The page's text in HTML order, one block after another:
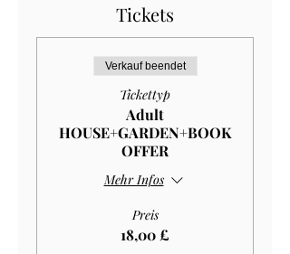
Tickets
Verkauf beendet
Tickettyp
Adult
HOUSE+GARDEN+BOOK
OFFER
Mehr Infos
Preis
18,00 £